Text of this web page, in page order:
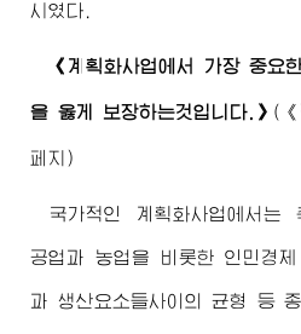
시였다.
《계획화사업에서 가장 중요
을 옳게 보장하는것입니다.》 (《
페지)
국가적인 계획화사업에서는
공업과 농업을 비롯한 인민경
과 생산요소들사이의 균형 등